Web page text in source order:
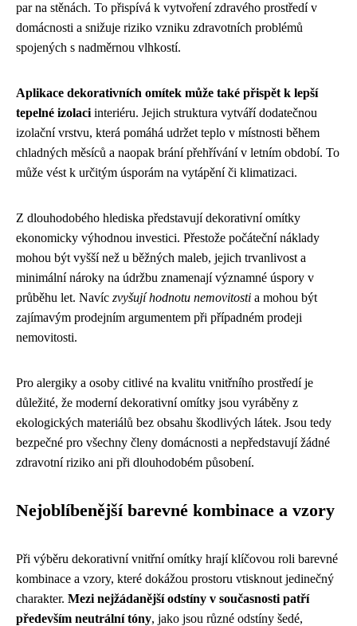
par na stěnách. To přispívá k vytvoření zdravého prostředí v
domácnosti a snižuje riziko vzniku zdravotních problémů
spojených s nadměrnou vlhkostí.
Aplikace dekorativních omítek může také přispět k lepší
tepelné izolaci interiéru. Jejich struktura vytváří dodatečnou
izolační vrstvu, která pomáhá udržet teplo v místnosti během
chladných měsíců a naopak brání přehřívání v letním období. To
může vést k určitým úsporám na vytápění či klimatizaci.
Z dlouhodobého hlediska představují dekorativní omítky
ekonomicky výhodnou investici. Přestože počáteční náklady
mohou být vyšší než u běžných maleb, jejich trvanlivost a
minimální nároky na údržbu znamenají významné úspory v
průběhu let. Navíc zvyšují hodnotu nemovitosti a mohou být
zajímavým prodejním argumentem při případném prodeji
nemovitosti.
Pro alergiky a osoby citlivé na kvalitu vnitřního prostředí je
důležité, že moderní dekorativní omítky jsou vyráběny z
ekologických materiálů bez obsahu škodlivých látek. Jsou tedy
bezpečné pro všechny členy domácnosti a nepředstavují žádné
zdravotní riziko ani při dlouhodobém působení.
Nejoblíbenější barevné kombinace a vzory
Při výběru dekorativní vnitřní omítky hrají klíčovou roli barevné
kombinace a vzory, které dokážou prostoru vtisknout jedinečný
charakter. Mezi nejžádanější odstíny v současnosti patří
především neutrální tóny, jako jsou různé odstíny šedé,